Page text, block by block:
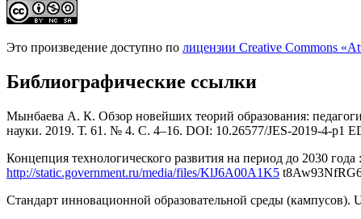
Это произведение доступно по лицензии Creative Commons
Библиографические ссылки
Мынбаева А. К. Обзор новейших теорий образования:
науки. 2019. Т. 61. № 4. С. 4–16. DOI: 10.26577/JES-2019-4-p1
Концепция технологического развития на период до 2030
http://static.government.ru/media/files/KlJ6A00A1K5
Стандарт инновационной образовательной среды (кампусов).